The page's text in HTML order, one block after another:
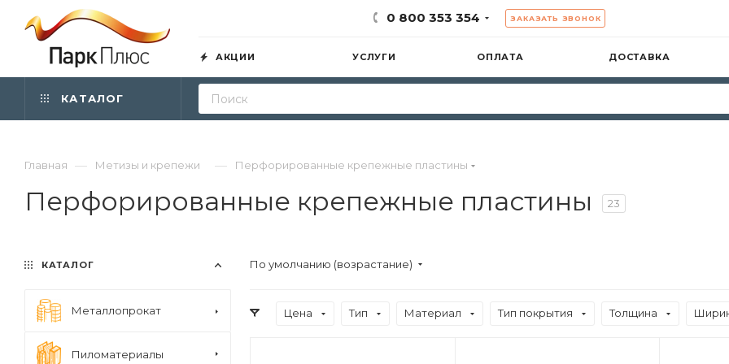
0 800 353 354 ЗАКАЗАТЬ ЗВОНОК
АКЦИИ УСЛУГИ ОПЛАТА ДОСТАВКА
КАТАЛОГ
Главная — Метизы и крепежи — Перфорированные крепежные пластины
Перфорированные крепежные пластины 23
По умолчанию (возрастание)
Цена Тип Материал Тип покрытия Толщина
КАТАЛОГ
Металлопрокат
Пиломатериалы